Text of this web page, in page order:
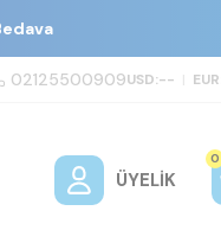
02125500909USD:-- | EUR:
ÜYELIK
0